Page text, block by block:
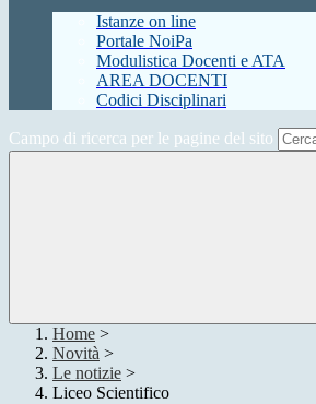
Istanze on line
Portale NoiPa
Modulistica Docenti e ATA
AREA DOCENTI
Codici Disciplinari
Campo di ricerca per le pagine del sito
Home >
Novità >
Le notizie >
Liceo Scientifico